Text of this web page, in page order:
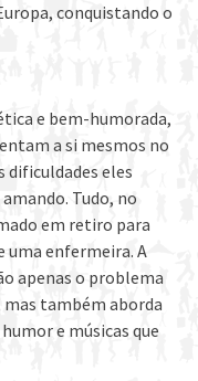
conquistando o
e bem-humorada,
a si mesmos no
dificuldades eles
Tudo, no
em retiro para
uma enfermeira. A
apenas o problema
mas também aborda
e músicas que